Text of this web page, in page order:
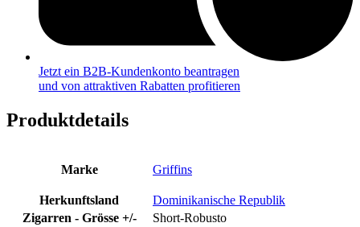
Jetzt ein B2B-Kundenkonto beantragen
und von attraktiven Rabatten profitieren
Produktdetails
Marke Griffins
Herkunftsland
Dominikanische Republik
Zigarren - Grösse +/-
Short-Robusto